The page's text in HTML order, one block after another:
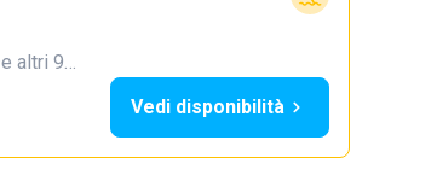
e altri 9…
Vedi disponibilità